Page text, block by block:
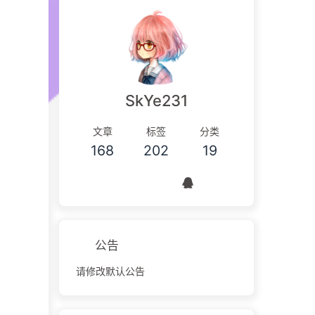
SkYe231
文章
168
标签
202
分类
19
公告
请修改默认公告